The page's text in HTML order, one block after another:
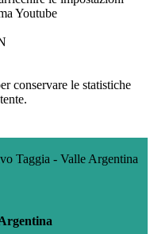
Youtube
conservare le statistiche
Taggia - Valle Argentina